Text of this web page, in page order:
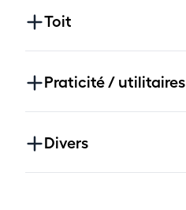
Toit
Praticité / utilitaires
Divers